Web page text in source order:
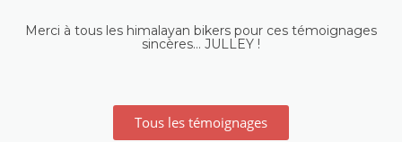
Merci à tous les himalayan bikers pour ces témoignages
sincères… JULLEY !
Tous les témoignages